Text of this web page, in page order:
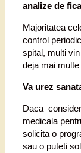
analize de
Majoritatea
control
spital, multi
deja mai
Va urez
Daca
medicala
solicita o
sau o puteti